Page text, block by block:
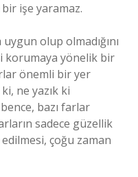
işe yaramaz.
olup olmadığını
korumaya yönelik bir
önemli bir yer
ne yazık ki
bazı farlar
sadece güzellik
çoğu zaman